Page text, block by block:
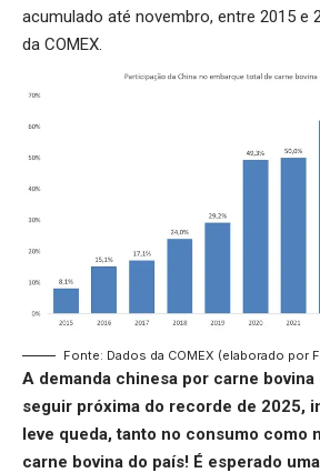
acumulado até novembro, entre 2015 e
da COMEX.
Fonte: Dados da COMEX (elaborado por
A demanda chinesa por carne bovina
seguir próxima do recorde de 2025,
leve queda, tanto no consumo como
carne bovina do país! É esperado